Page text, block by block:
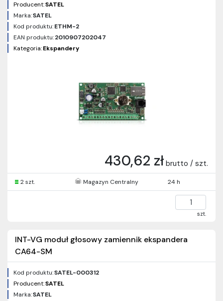
Producent:SATEL
Marka:SATEL
Kod produktu:ETHM-2
EAN produktu:2010907202047
Kategoria:Ekspandery
430,62 zł brutto / szt.
2 szt. Magazyn Centralny 24 h
szt.
INT-VG moduł głosowy zamiennik ekspandera
CA64-SM
Kod produktu:SATEL-000312
Producent:SATEL
Marka:SATEL